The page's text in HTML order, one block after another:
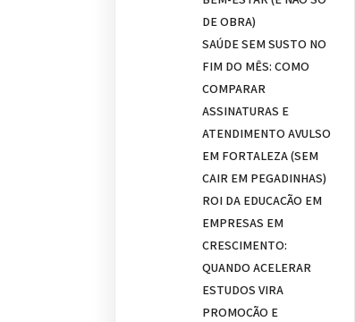
DE OBRA)
SAÚDE SEM SUSTO NO
FIM DO MÊS: COMO
COMPARAR
ASSINATURAS E
ATENDIMENTO AVULSO
EM FORTALEZA (SEM
CAIR EM PEGADINHAS)
ROI DA EDUCAÇÃO EM
EMPRESAS EM
CRESCIMENTO:
QUANDO ACELERAR
ESTUDOS VIRA
PROMOÇÃO E